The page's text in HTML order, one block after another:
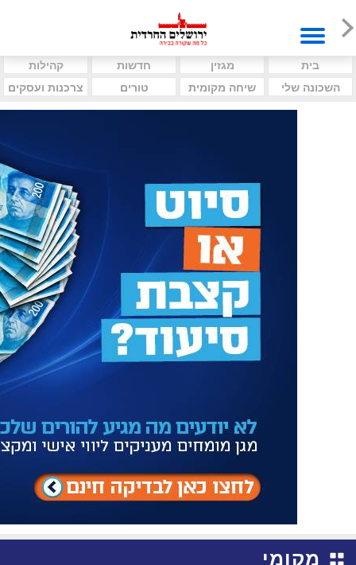
בית מגזין חדשות
קהילות
השכונה שלי
שיחה מקומית טורים צרכנות ועסקים
מקומי